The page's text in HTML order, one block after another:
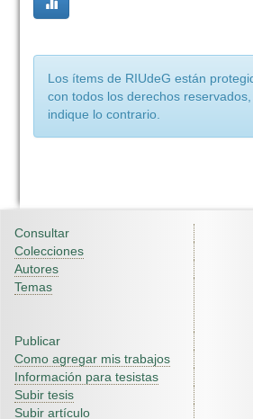
Los ítems de RIUdeG están
con todos los derechos
indique lo contrario.
Consultar
Colecciones
Autores
Temas
Publicar
Como agregar mis trabajos
Información para tesistas
Subir tesis
Subir artículo